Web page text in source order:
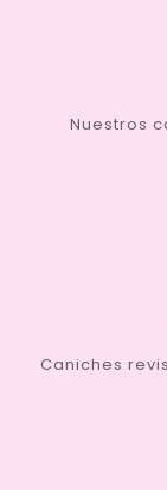
Nuestros
Caniches